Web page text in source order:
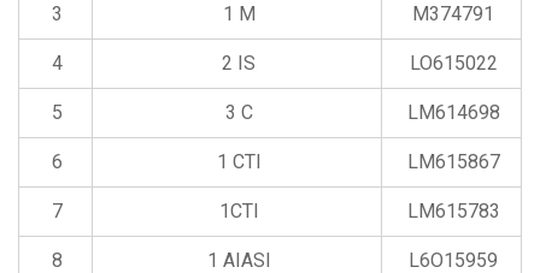
3 1 M M374791
4 2 IS LO615022
5 3 C LM614698
6 1 CTI LM615867
7 1CTI LM615783
8 1 AIASI L6O15959